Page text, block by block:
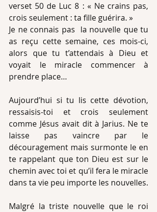
verset 50 de Luc 8 : « Ne crains pas,
crois seulement : ta fille guérira. »
Je ne connais pas  la nouvelle que tu
as reçu cette semaine, ces mois-ci,
alors que tu t’attendais à Dieu et
voyait le miracle commencer à
prendre place…
Aujourd’hui si tu lis cette dévotion,
ressaisis-toi et crois seulement
comme Jésus avait dit à Jarius. Ne te
laisse pas vaincre par le
découragement mais surmonte le en
te rappelant que ton Dieu est sur le
chemin avec toi et qu’il fera le miracle
dans ta vie peu importe les nouvelles.
Malgré la triste nouvelle que le roi